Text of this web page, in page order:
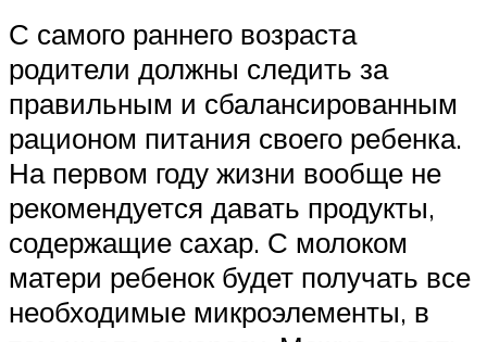
С самого раннего возраста
родители должны следить за
правильным и сбалансированным
рационом питания своего ребенка.
На первом году жизни вообще не
рекомендуется давать продукты,
содержащие сахар. С молоком
матери ребенок будет получать все
необходимые микроэлементы, в